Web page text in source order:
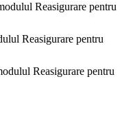
Reasigurare pentru
Reasigurare pentru
Reasigurare pentru